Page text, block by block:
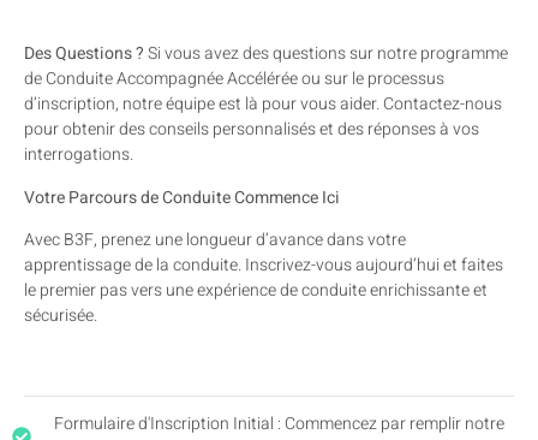
Des Questions ?Si vous avez des questions sur notre programme
de Conduite Accompagnée Accélérée ou sur le processus
d’inscription, notre équipe est là pour vous aider. Contactez-nous
pour obtenir des conseils personnalisés et des réponses à vos
interrogations.
Votre Parcours de Conduite Commence Ici
Avec B3F, prenez une longueur d’avance dans votre
apprentissage de la conduite. Inscrivez-vous aujourd’hui et faites
le premier pas vers une expérience de conduite enrichissante et
sécurisée.
Formulaire d'Inscription Initial : Commencez par remplir notre